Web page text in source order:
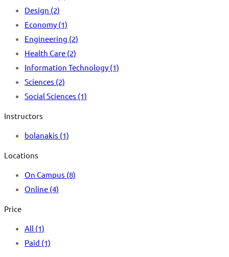
Design (2)
Economy (1)
Engineering (2)
Health Care (2)
Information Technology (1)
Sciences (2)
Social Sciences (1)
Instructors
bolanakis (1)
Locations
On Campus (8)
Online (4)
Price
All (1)
Paid (1)